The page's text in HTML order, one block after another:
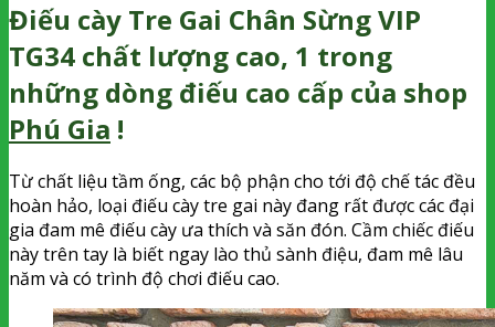
Điếu cày Tre Gai Chân Sừng VIP
TG34 chất lượng cao, 1 trong
những dòng điếu cao cấp của shop
Phú Gia !
Từ chất liệu tầm ống, các bộ phận cho tới độ chế tác đều
hoàn hảo, loại điếu cày tre gai này đang rất được các đại
gia đam mê điếu cày ưa thích và săn đón. Cầm chiếc điếu
này trên tay là biết ngay lào thủ sành điệu, đam mê lâu
năm và có trình độ chơi điếu cao.